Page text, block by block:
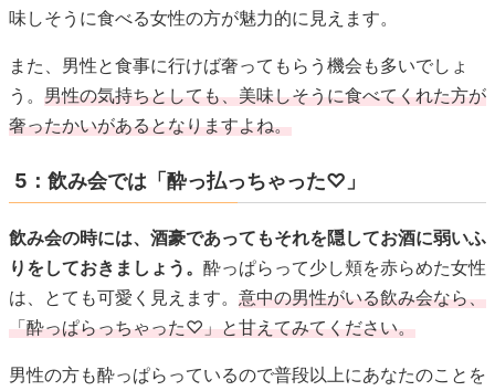
味しそうに食べる女性の方が魅力的に見えます。
また、男性と食事に行けば奢ってもらう機会も多いでしょ
う。 男性の気持ちとしても、美味しそうに食べてくれた方が
奢ったかいがあるとなりますよね。
5：飲み会では「酔っ払っちゃった♡」
飲み会の時には、酒豪であってもそれを隠してお酒に弱いふ
りをしておきましょう。 酔っぱらって少し頬を赤らめた女性
は、とても可愛く見えます。 意中の男性がいる飲み会なら、
「酔っぱらっちゃった♡」と甘えてみてください。
男性の方も酔っぱらっているので普段以上にあなたのことを